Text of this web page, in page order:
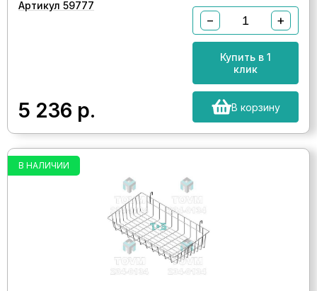
Артикул 59777
5 236 р.
− +
Купить в 1
клик
В корзину
В НАЛИЧИИ